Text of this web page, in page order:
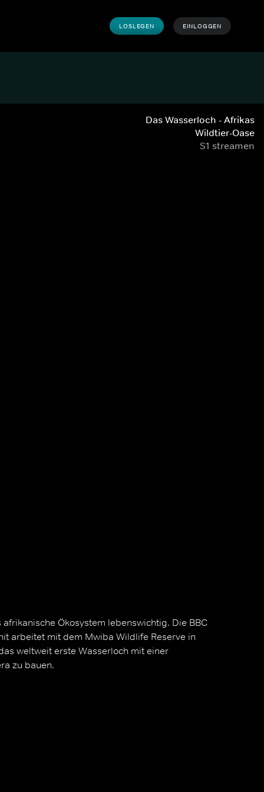
LOSLEGEN EINLOGGEN
Das Wasserloch - Afrikas
Wildtier-Oase
S1 streamen
Ökosystem lebenswichtig. Die BBC
arbeitet mit dem Mwiba Wildlife Reserve in
weltweit erste Wasserloch mit einer
zu bauen.